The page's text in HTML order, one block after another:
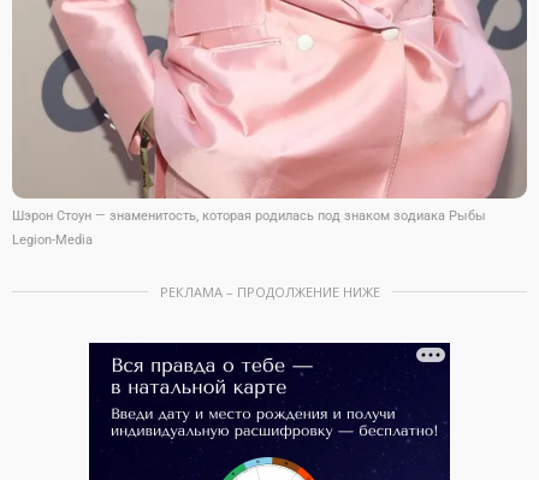
Шэрон Стоун — знаменитость, которая родилась под знаком зодиака Рыбы
Legion-Media
РЕКЛАМА – ПРОДОЛЖЕНИЕ НИЖЕ